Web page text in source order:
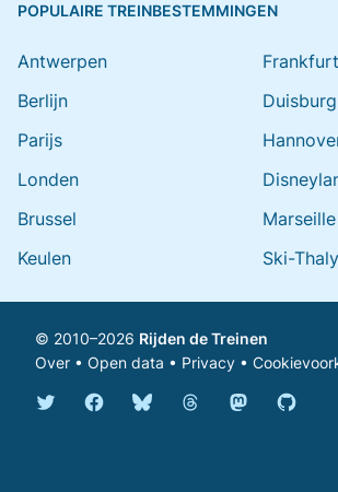
POPULAIRE TREINBESTEMMINGEN
Antwerpen
Berlijn
Parijs
Londen
Brussel
Keulen
Frankfurt
Duisburg
Marseille
Ski-
© 2010–2026 Rijden de Treinen
Over • Open data • Privacy •